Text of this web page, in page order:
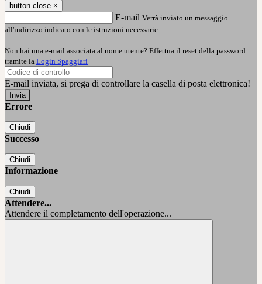
button close ×
E-mail Verrà inviato un messaggio
all'indirizzo indicato con le istruzioni necessarie.
Non hai una e-mail associata al nome utente? Effettua il reset della password
tramite la Login Spaggiari
E-mail inviata, si prega di controllare la casella di posta elettronica!
Errore
Chiudi
Successo
Chiudi
Informazione
Chiudi
Attendere...
Attendere il completamento dell'operazione...